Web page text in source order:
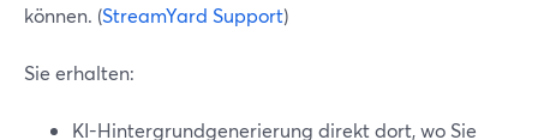
können. (StreamYard Support)
Sie erhalten:
KI-Hintergrundgenerierung direkt dort, wo Sie